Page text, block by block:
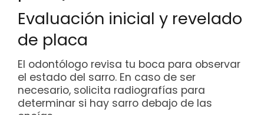
Evaluación inicial y revelado
de placa
El odontólogo revisa tu boca para observar
el estado del sarro. En caso de ser
necesario, solicita radiografías para
determinar si hay sarro debajo de las